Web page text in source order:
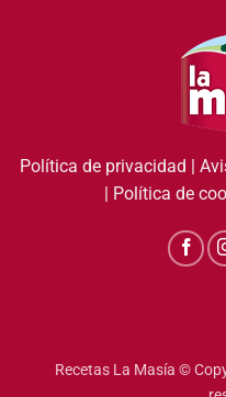
Política de privacidad |
| Política de
Recetas La Masía ©